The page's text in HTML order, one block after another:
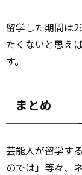
留学した期間は
たくないと思えば
す。
まとめ
芸能人が留学す
のでは」等々、